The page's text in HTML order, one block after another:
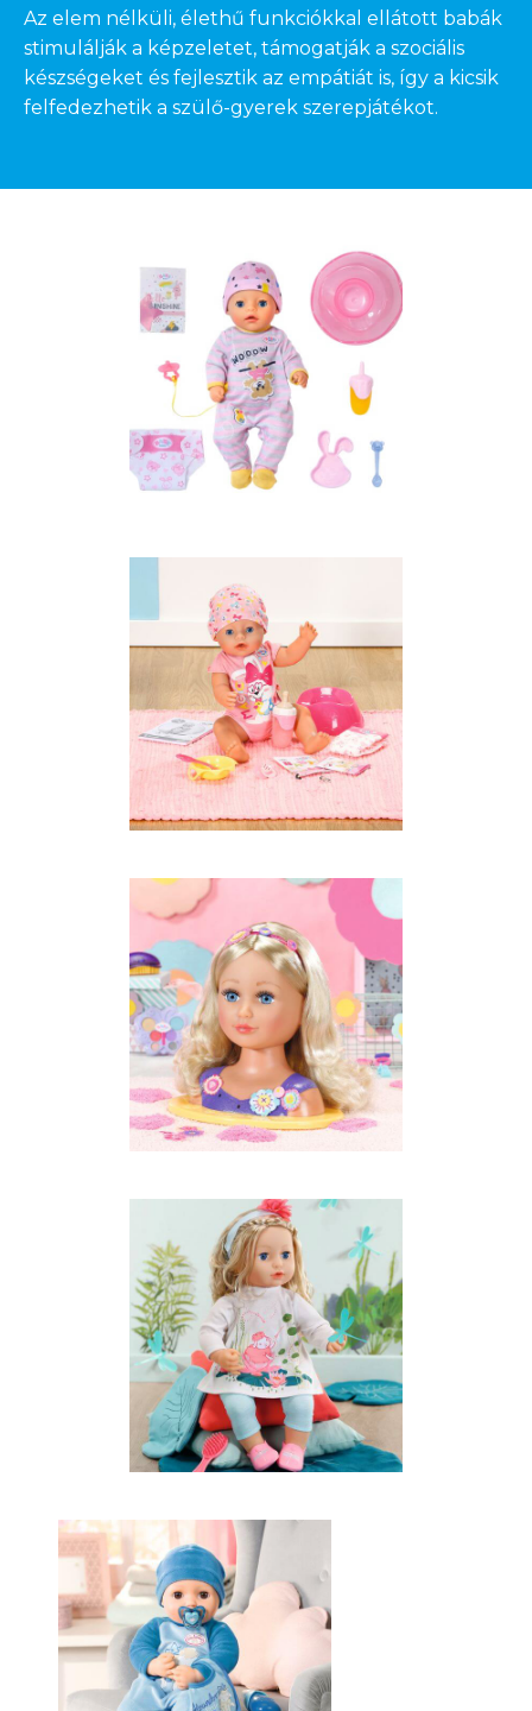
Az elem nélküli, élethű funkciókkal ellátott babák
stimulálják a képzeletet, támogatják a szociális
készségeket és fejlesztik az empátiát is, így a kicsik
felfedezhetik a szülő-gyerek szerepjátékot.